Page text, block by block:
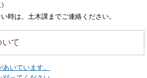
）
時は、土木課までご連絡ください。
て
あいています。